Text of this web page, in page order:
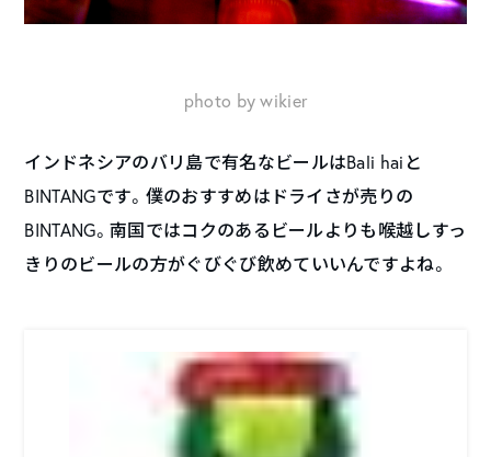
photo by wikier
インドネシアのバリ島で有名なビールはBali haiと
BINTANGです。僕のおすすめはドライさが売りの
BINTANG。南国ではコクのあるビールよりも喉越しすっ
きりのビールの方がぐびぐび飲めていいんですよね。